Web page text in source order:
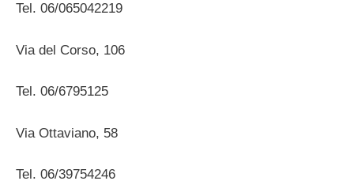
Tel. 06/065042219
Via del Corso, 106
Tel. 06/6795125
Via Ottaviano, 58
Tel. 06/39754246